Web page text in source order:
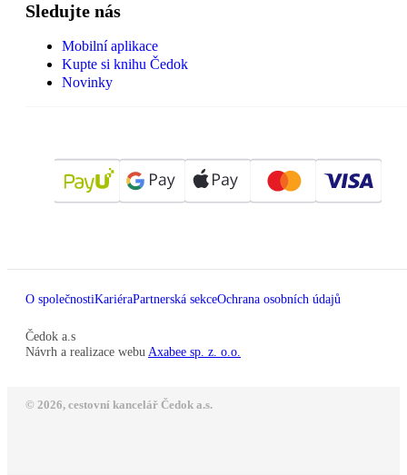
Sledujte nás
Mobilní aplikace
Kupte si knihu Čedok
Novinky
O společnostiKariéraPartnerská sekceOchrana osobních údajů
Čedok a.s
Návrh a realizace webu Axabee sp. z. o.o.
© 2026, cestovní kancelář Čedok a.s.